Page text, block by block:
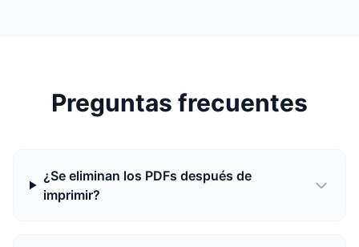
Preguntas frecuentes
¿Se eliminan los PDFs después de
imprimir?